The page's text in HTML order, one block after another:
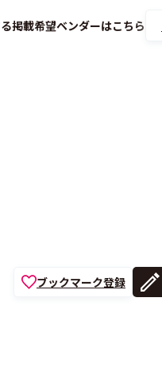
掲載希望ベンダーはこちら
ブックマーク登録